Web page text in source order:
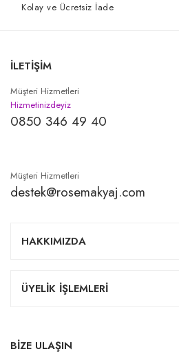
Kolay ve Ücretsiz İade
İLETİŞİM
Müşteri Hizmetleri
Hizmetinizdeyiz
0850 346 49 40
Müşteri Hizmetleri
destek@rosemakyaj.com
HAKKIMIZDA
ÜYELİK İŞLEMLERİ
BİZE ULAŞIN